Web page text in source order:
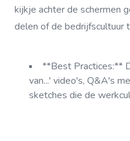
kijkje achter de schermen
delen of de bedrijfscultuur
**Best Practices:**
van...' video's, Q&A's
sketches die de